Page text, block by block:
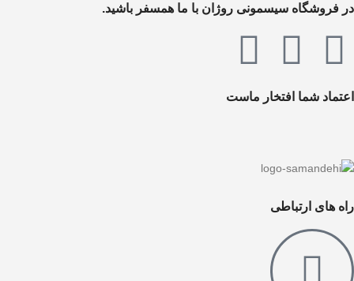
در فروشگاه سیسمونی روژان با ما همسفر باشید.
اعتماد شما افتخار ماست
راه های ارتباطی